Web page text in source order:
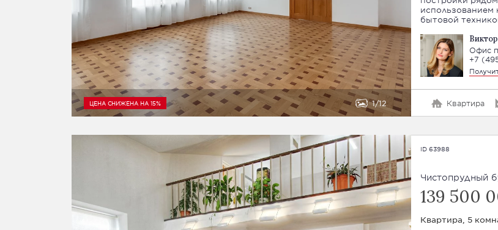
ЦЕНА СНИЖЕНА НА 15% 1 12
использованием
бытовой
Офис
+7
Квартира
ID 63988
Чистопрудный
139 500
Квартира, 5